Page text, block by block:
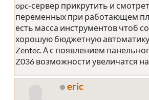
opc-сервер прикрутить и
переменных при работающем
есть масса инструментов чтоб
хорошую бюджетную
Zentec. А с появлением
Z036 возможности увеличатся
eric